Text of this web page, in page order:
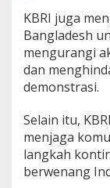
KBRI juga
Bangladesh
mengurangi
dan
demonstrasi.
Selain itu,
menjaga
langkah
berwenang